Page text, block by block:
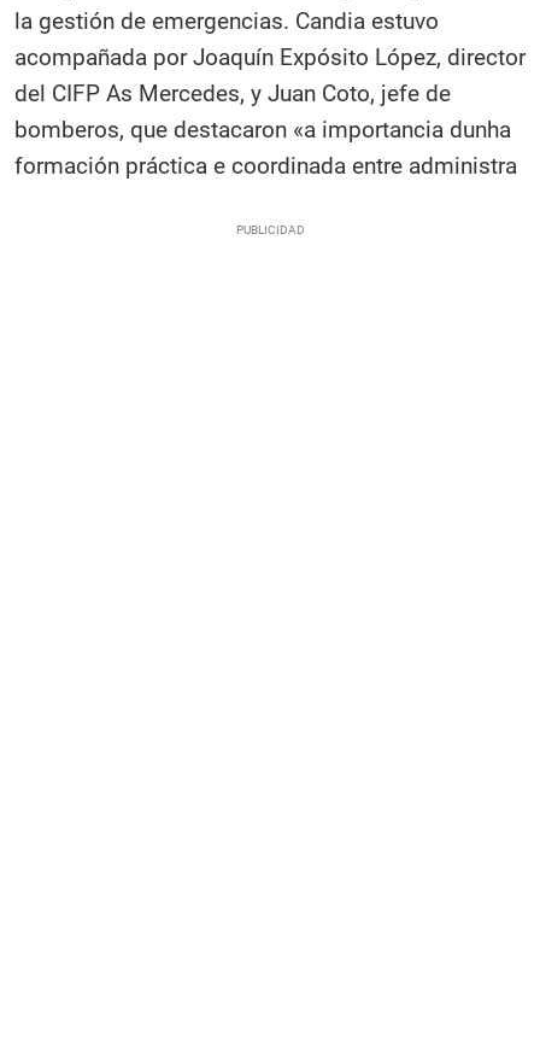
la gestión de emergencias. Candia estuvo
acompañada por Joaquín Expósito López, director
del CIFP As Mercedes, y Juan Coto, jefe de
bomberos, que destacaron «a importancia dunha
formación práctica e coordinada entre administra